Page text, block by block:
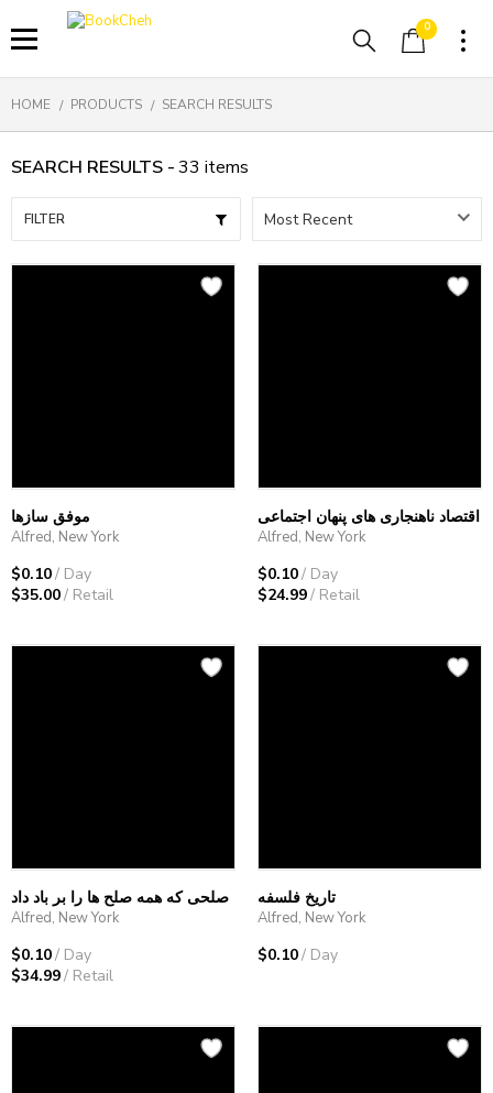
0
HOME PRODUCTS SEARCH RESULTS
SEARCH RESULTS -33 items
FILTER
موفق سازها
Alfred, New York
$0.10/ Day
$35.00/ Retail
اقتصاد ناهنجاری های پنهان اجتماعی
Alfred, New York
$0.10/ Day
$24.99/ Retail
صلحی که همه صلح ها را بر باد داد
Alfred, New York
$0.10/ Day
$34.99/ Retail
تاریخ فلسفه
Alfred, New York
$0.10/ Day